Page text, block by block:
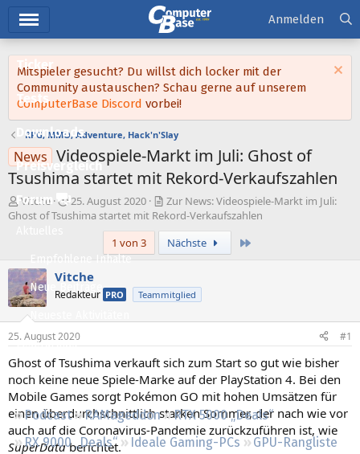
Ticker
Tests
Downloads
Preisvergleich
Forum
Empfohlene Inhalte
Neue Beiträge
Neueste Aktivitäten
Leserartikel
Regeln
Podcast RAMageddon
RTX 5000 „Deals“
RX 9000 „Deals“
Ideale Gaming-PCs
GPU-Rangliste
Anmelden
Mitspieler gesucht? Du willst dich locker mit der
Community austauschen? Schau gerne auf unserem
ComputerBase Discord vorbei!
RPG, MMO, Adventure, Hack'n'Slay
News Videospiele-Markt im Juli: Ghost of
Tsushima startet mit Rekord-Verkaufszahlen
E
r
l
l
e
r
Vitche
E
r
l
l
t
m
25. August 2020
Zur News: Videospiele-Markt im Juli:
Ghost of Tsushima startet mit Rekord-Verkaufszahlen
1 von 3
Nächste
Vitche
Redakteur PRO Teammitglied
25. August 2020 #1
Ghost of Tsushima verkauft sich zum Start so gut wie bisher
noch keine neue Spiele-Marke auf der PlayStation 4. Bei den
Mobile Games sorgt Pokémon GO mit hohen Umsätzen für
einen überdurchschnittlich starken Sommer, der nach wie vor
auch auf die Coronavirus-Pandemie zurückzuführen ist, wie
SuperDataberichtet.